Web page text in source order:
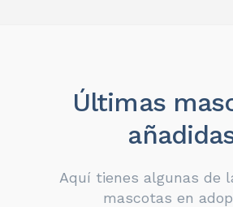
Últimas
Aquí tienes algunas de
mascotas en